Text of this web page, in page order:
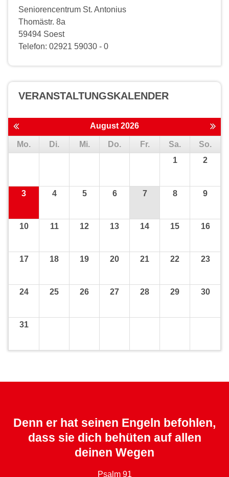
Seniorencentrum St. Antonius
Thomästr. 8a
59494 Soest
Telefon: 02921 59030 - 0
VERANSTALTUNGS­KALENDER
August 2026
Mo. Di. Mi. Do. Fr. Sa.
So.
1
2
3 4 5 6 7 8 9
10 11 12 13 14 15 16
17 18 19 20 21 22 23
24 25 26 27 28 29 30
31
Denn er hat seinen Engeln befohlen,
dass sie dich behüten auf allen
deinen Wegen
Psalm 91